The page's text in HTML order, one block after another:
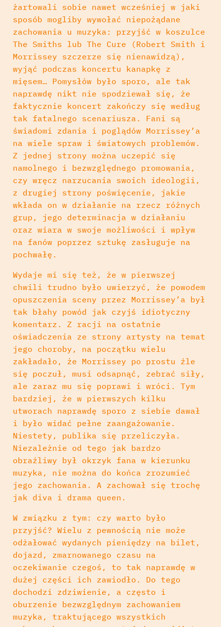
żartowali sobie nawet wcześniej w jaki
sposób mogliby wywołać niepożądane
zachowania u muzyka: przyjść w koszulce
The Smiths lub The Cure (Robert Smith i
Morrissey szczerze się nienawidzą),
wyjąć podczas koncertu kanapkę z
mięsem… Pomysłów było sporo, ale tak
naprawdę nikt nie spodziewał się, że
faktycznie koncert zakończy się według
tak fatalnego scenariusza. Fani są
świadomi zdania i poglądów Morrissey’a
na wiele spraw i światowych problemów.
Z jednej strony można uczepić się
namolnego i bezwzględnego promowania,
czy wręcz narzucania swoich ideologii,
z drugiej strony poświęcenie, jakie
wkłada on w działanie na rzecz różnych
grup, jego determinacja w działaniu
oraz wiara w swoje możliwości i wpływ
na fanów poprzez sztukę zasługuje na
pochwałę.
Wydaje mi się też, że w pierwszej
chwili trudno było uwierzyć, że powodem
opuszczenia sceny przez Morrissey’a był
tak błahy powód jak czyjś idiotyczny
komentarz. Z racji na ostatnie
oświadczenia ze strony artysty na temat
jego choroby, na początku wielu
zakładało, że Morrissey po prostu źle
się poczuł, musi odsapnąć, zebrać siły,
ale zaraz mu się poprawi i wróci. Tym
bardziej, że w pierwszych kilku
utworach naprawdę sporo z siebie dawał
i było widać pełne zaangażowanie.
Niestety, publika się przeliczyła.
Niezależnie od tego jak bardzo
obraźliwy był okrzyk fana w kierunku
muzyka, nie można do końca zrozumieć
jego zachowania. A zachował się trochę
jak diva i drama queen.
W związku z tym: czy warto było
przyjść? Wielu z pewnością nie może
odżałować wydanych pieniędzy na bilet,
dojazd, zmarnowanego czasu na
oczekiwanie czegoś, to tak naprawdę w
dużej części ich zawiodło. Do tego
dochodzi zdziwienie, a często i
oburzenie bezwzględnym zachowaniem
muzyka, traktującego wszystkich